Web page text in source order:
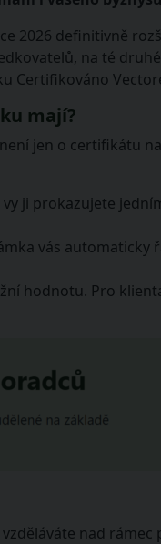
2026 definitivně
na té
Certifikováno
mají?
jen o certifikátu
ji prokazujete
vás automaticky
hodnotu. Pro
nad